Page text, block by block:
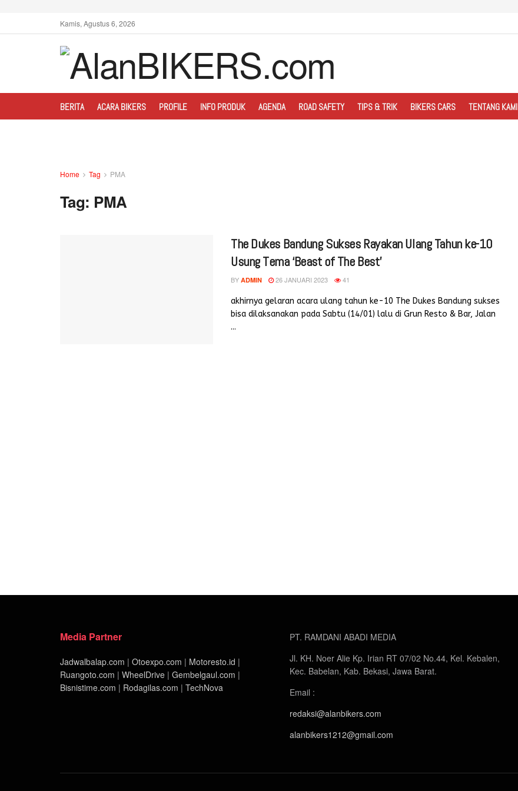
Kamis, Agustus 6, 2026
BERITA ACARA BIKERS PROFILE INFO PRODUK AGENDA ROAD SAFETY TIPS & TRIK BIKERS CARS TENTANG KAMI
Home Tag PMA
Tag: PMA
The Dukes Bandung Sukses Rayakan Ulang Tahun ke-10
Usung Tema ‘Beast of The Best’
BY ADMIN 26 JANUARI 2023 41
akhirnya gelaran acara ulang tahun ke-10 The Dukes Bandung sukses
bisa dilaksanakan pada Sabtu (14/01) lalu di Grun Resto & Bar, Jalan
...
Media Partner
Jadwalbalap.com | Otoexpo.com | Motoresto.id |
Ruangoto.com | WheelDrive | Gembelgaul.com |
Bisnistime.com | Rodagilas.com | TechNova
PT. RAMDANI ABADI MEDIA
Jl. KH. Noer Alie Kp. Irian RT 07/02 No.44, Kel. Kebalen,
Kec. Babelan, Kab. Bekasi, Jawa Barat.
Email :
redaksi@alanbikers.com
alanbikers1212@gmail.com